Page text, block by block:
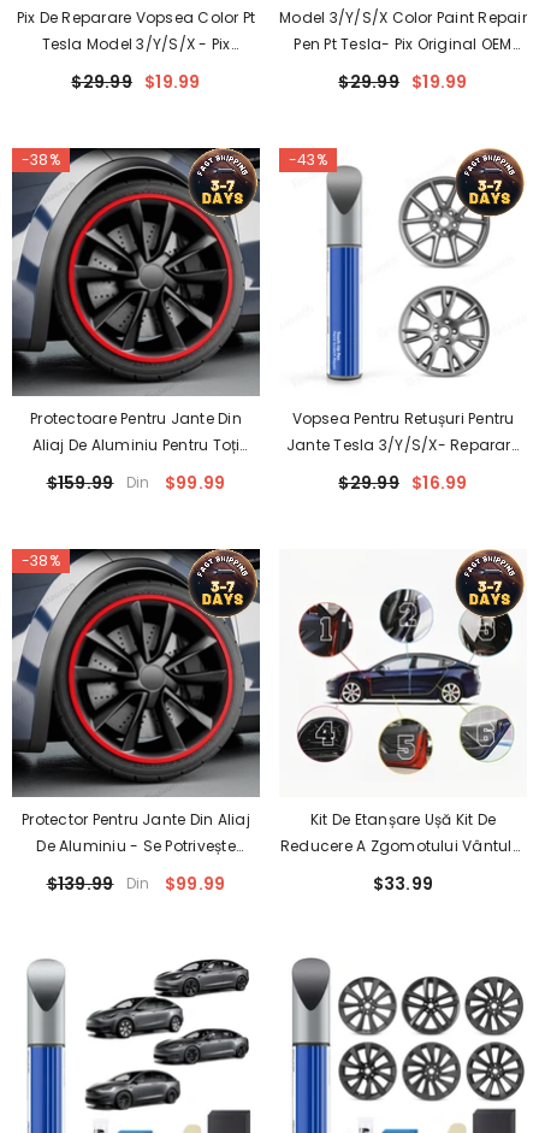
Pix De Reparare Vopsea Color Pt
Tesla Model 3/Y/S/X - Pix
Original OEM Pentru Vopsea
$29.99 $19.99
Model 3/Y/S/X Color Paint Repair
Pen Pt Tesla- Pix Original OEM
Pentru Vopsea Pentru Retușare
$29.99 $19.99
-38%
Protectoare Pentru Jante Din
Aliaj De Aluminiu Pentru Toți
Tesla Models 3/Y/S/X (4 Bucăți)
$159.99 Din $99.99
-43%
Vopsea Pentru Retușuri Pentru
Jante Tesla 3/Y/S/X- Reparare
DIY Curb Erupții Cu Vopsea De
$29.99 $16.99
-38%
Protector Pentru Jante Din Aliaj
De Aluminiu - Se Potrivește
Tuturor Mașinilor (4 Buc)
$139.99 Din $99.99
Kit De Etanșare Ușă Kit De
Reducere A Zgomotului Vântului
Izolat Fonic Pentru Tesla Toate
$33.99